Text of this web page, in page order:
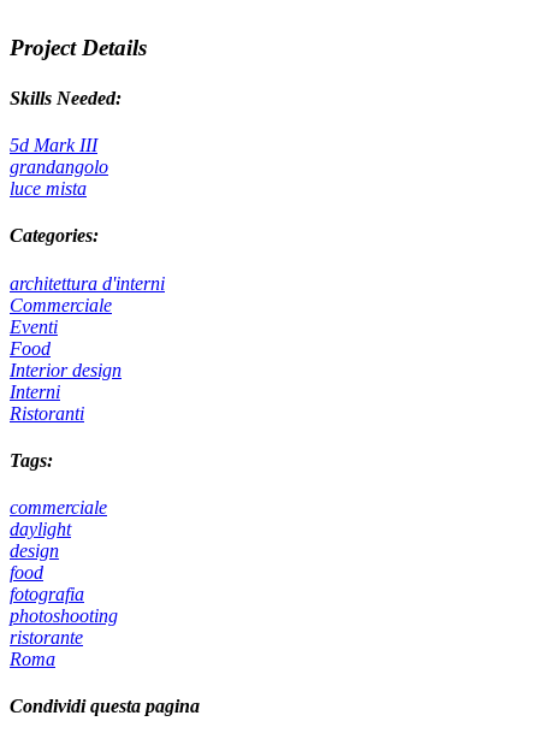
Project Details
Skills Needed:
5d Mark III
grandangolo
luce mista
Categories:
architettura d'interni
Commerciale
Eventi
Food
Interior design
Interni
Ristoranti
Tags:
commerciale
daylight
design
food
fotografia
photoshooting
ristorante
Roma
Condividi questa pagina